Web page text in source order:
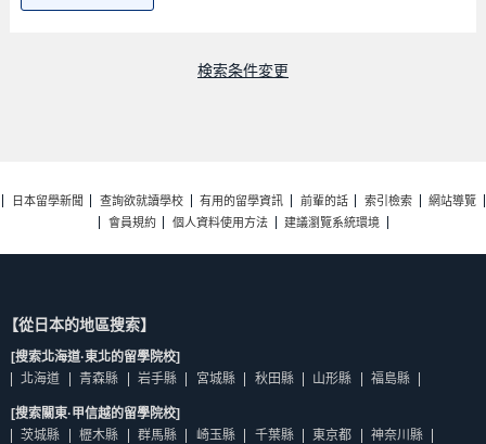
検索条件変更
日本留學新聞 查詢欲就讀學校 有用的留學資訊 前輩的話 索引檢索
網站導覽
會員規約
個人資料使用方法 建議瀏覽系統環境
【從日本的地區搜索】
[搜索北海道·東北的留學院校]
北海道
青森縣 岩手縣 宮城縣 秋田縣 山形縣 福島縣
[搜索關東·甲信越的留學院校]
茨城縣
櫪木縣 群馬縣 崎玉縣 千葉縣 東京都
神奈川縣